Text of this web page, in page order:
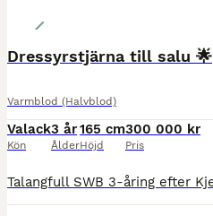
Dressyrstjärna till salu 🌟
Varmblod (Halvblod)
Valack
Kön
3 år
Ålder
165 cm
Höjd
300 000 kr
Pris